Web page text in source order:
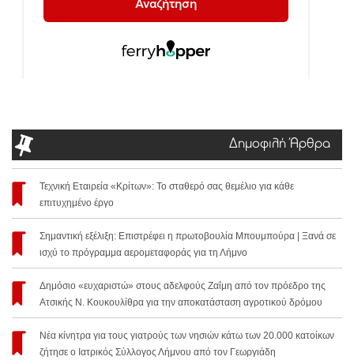
Δημοφιλή Άρθρα
Τεχνική Εταιρεία «Κρίτων»: Το σταθερό σας θεμέλιο για κάθε
επιτυχημένο έργο
Σημαντική εξέλιξη: Επιστρέφει η πρωτοβουλία Μπουμπούρα | Ξανά σε
ισχύ το πρόγραμμα αερομεταφοράς για τη Λήμνο
Δημόσιο «ευχαριστώ» στους αδελφούς Ζαΐμη από τον πρόεδρο της
Ατσικής Ν. Κουκουλίθρα για την αποκατάσταση αγροτικού δρόμου
Νέα κίνητρα για τους γιατρούς των νησιών κάτω των 20.000 κατοίκων
ζήτησε ο Ιατρικός Σύλλογος Λήμνου από τον Γεωργιάδη